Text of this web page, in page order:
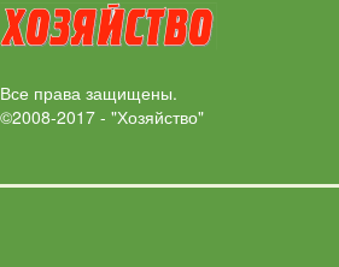
Все права защищены.
©2008-2017 - "Хозяйство"